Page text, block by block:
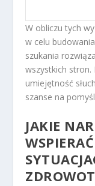
W obliczu tych
w celu
szukania
wszystkich
umiejętność
szanse na
JAKIE